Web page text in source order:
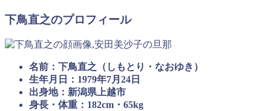
下鳥直之のプロフィール
名前：下鳥直之（しもとり・なおゆき）
生年月日：1979年7月24日
出身地：新潟県上越市
身長・体重：182cm・65kg